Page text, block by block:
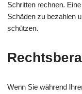
Schritten rechnen.
Schäden zu bezahlen
schützen.
Wenn Sie während